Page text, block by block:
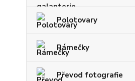
Polotovary
Rámečky
Převod fotografie